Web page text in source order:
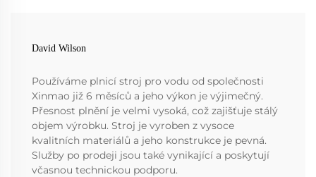
David Wilson
Používáme plnicí stroj pro vodu od společnosti
Xinmao již 6 měsíců a jeho výkon je výjimečný.
Přesnost plnění je velmi vysoká, což zajišťuje stálý
objem výrobku. Stroj je vyroben z vysoce
kvalitních materiálů a jeho konstrukce je pevná.
Služby po prodeji jsou také vynikající a poskytují
včasnou technickou podporu.